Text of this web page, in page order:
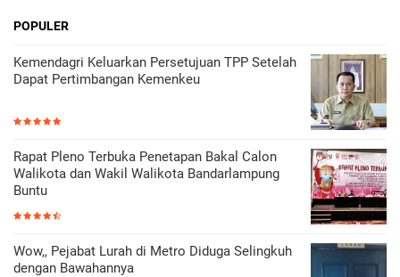
POPULER
Kemendagri Keluarkan Persetujuan TPP Setelah
Dapat Pertimbangan Kemenkeu
Rapat Pleno Terbuka Penetapan Bakal Calon
Walikota dan Wakil Walikota Bandarlampung
Buntu
Wow,, Pejabat Lurah di Metro Diduga Selingkuh
dengan Bawahannya